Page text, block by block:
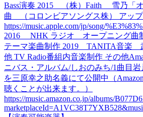
Bass演奏 2015 （株）Faith 雪乃「
曲 （コロンビアソングス株） アッ
https://music.apple.com/jp/song/
2016 NHK ラジオ オープニング曲
テーマ楽曲制作 2019 TANITA音楽
他 TV Radio番組内音楽制作 その他
ニバス・アルバム/しおのみち/1曲目岩
を三原幸之助名義にて公開中（
聴くことが出来ます。）
https://music.amazon.co.jp/albums/